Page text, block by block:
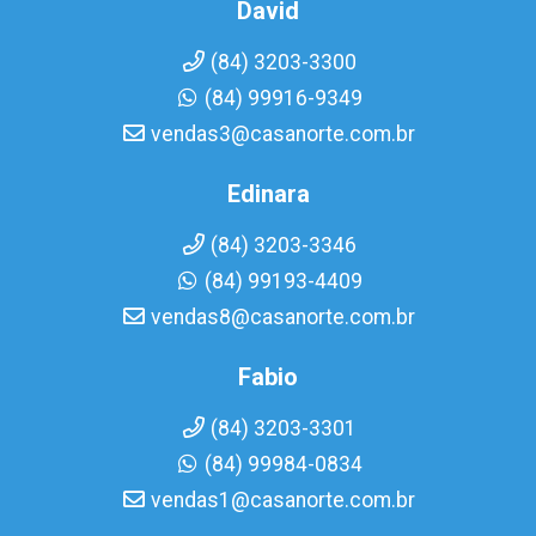
David
(84) 3203-3300
(84) 99916-9349
vendas3@casanorte.com.br
Edinara
(84) 3203-3346
(84) 99193-4409
vendas8@casanorte.com.br
Fabio
(84) 3203-3301
(84) 99984-0834
vendas1@casanorte.com.br